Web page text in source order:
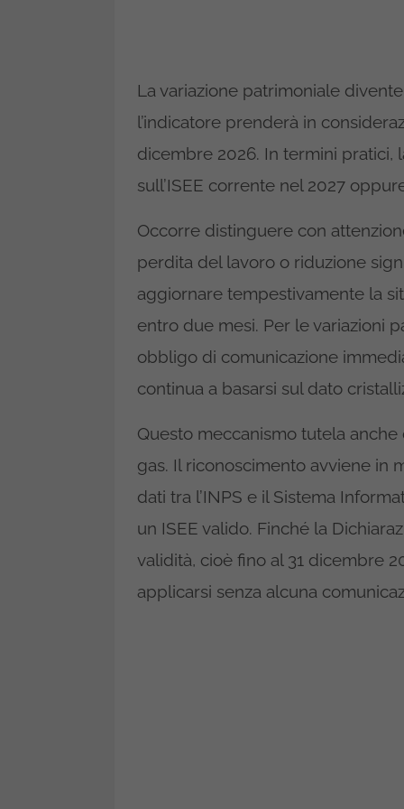
La variazione patrimoniale
l’indicatore prenderà in
dicembre 2026. In termini pratici,
sull’ISEE corrente nel 2027
Occorre distinguere con
perdita del lavoro o riduzione
aggiornare tempestivamente la
entro due mesi. Per le variazioni
obbligo di comunicazione
continua a basarsi sul dato
Questo meccanismo tutela
gas. Il riconoscimento avviene in
dati tra l’INPS e il Sistema
un ISEE valido. Finché la
validità, cioè fino al 31 dicembre
applicarsi senza alcuna